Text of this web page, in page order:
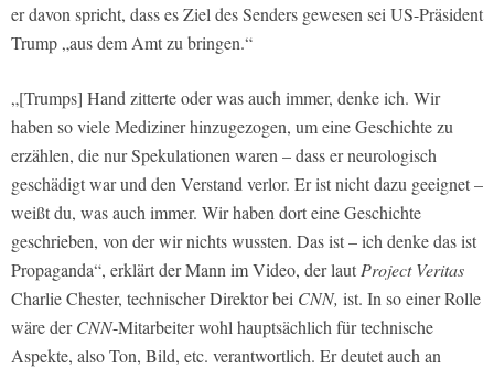
er davon spricht, dass es Ziel des Senders gewesen sei US-Präsident
Trump „aus dem Amt zu bringen.“
„[Trumps] Hand zitterte oder was auch immer, denke ich. Wir
haben so viele Mediziner hinzugezogen, um eine Geschichte zu
erzählen, die nur Spekulationen waren – dass er neurologisch
geschädigt war und den Verstand verlor. Er ist nicht dazu geeignet –
weißt du, was auch immer. Wir haben dort eine Geschichte
geschrieben, von der wir nichts wussten. Das ist – ich denke das ist
Propaganda“, erklärt der Mann im Video, der laut Project Veritas
Charlie Chester, technischer Direktor bei CNN, ist. In so einer Rolle
wäre derCNN-Mitarbeiter wohl hauptsächlich für technische
Aspekte, also Ton, Bild, etc. verantwortlich. Er deutet auch an